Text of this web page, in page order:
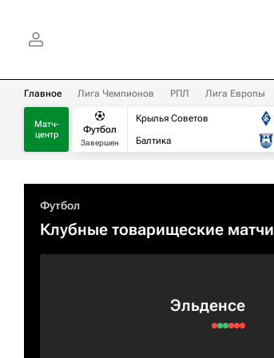
Главное Лига Чемпионов РПЛ Лига Европы
Матч-
центр
Футбол
Завершен
Крылья Советов
Балтика
Футбол
Клубные товарищеские матчи
Эльденсе